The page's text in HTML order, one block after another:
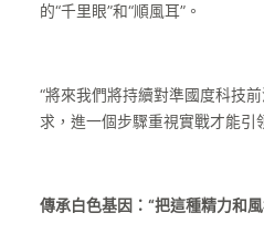
的“千里眼”和“順風耳”。
“將來我們將持續對準國度科技
求，進一個步驟重視實戰才能引
傳承白色基因：“把這種精力和